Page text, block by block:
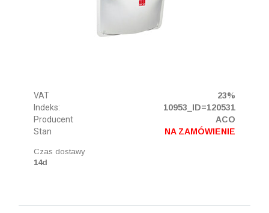
VAT
23%
Indeks:
10953_ID=120531
Producent
ACO
Stan
NA ZAMÓWIENIE
Czas dostawy
14d